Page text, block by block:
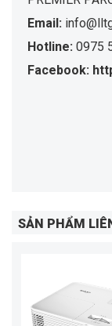
Email:
Hotline: 0975
Facebook:
SẢN PHẨM